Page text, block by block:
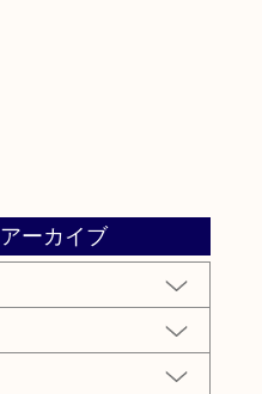
アーカイブ